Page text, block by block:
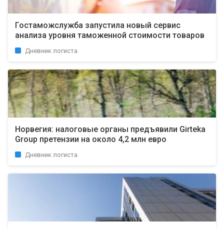
Гостаможслужба запустила новый сервис
анализа уровня таможенной стоимости товаров
Дневник логиста
Норвегия: налоговые органы предъявили Girteka
Group претензии на около 4,2 млн евро
Дневник логиста